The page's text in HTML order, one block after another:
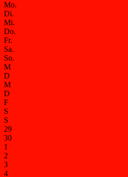
Mo.
Di.
Mi.
Do.
Fr.
Sa.
So.
M
D
M
D
F
S
S
29
30
1
2
3
4